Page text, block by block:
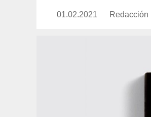
Publicado
01.02.2021 https://
Redacción